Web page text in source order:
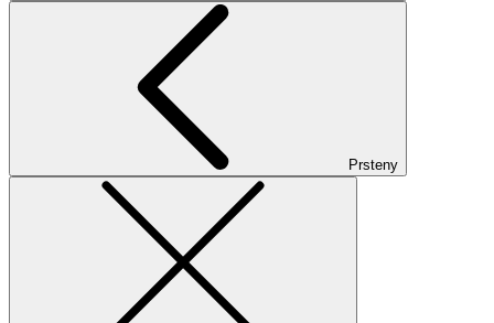
Prsteny